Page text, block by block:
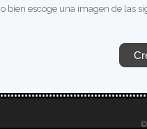
o bien escoge una imagen de las
©